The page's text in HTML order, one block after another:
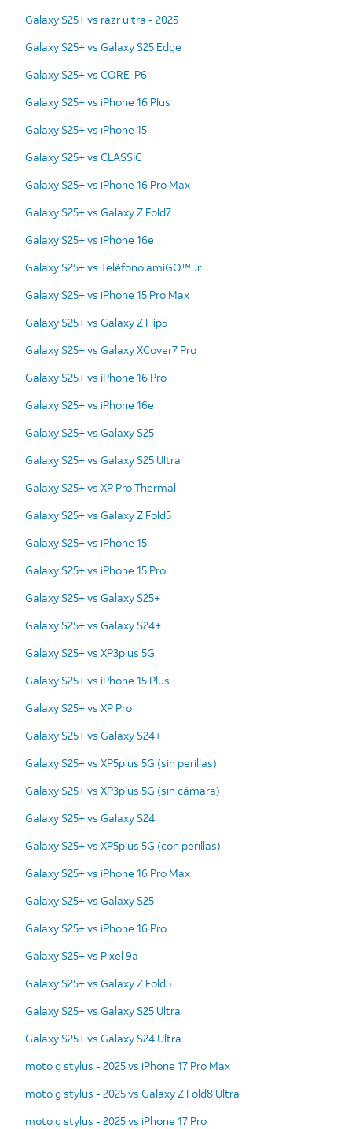
Galaxy S25+ vs razr ultra - 2025
Galaxy S25+ vs Galaxy S25 Edge
Galaxy S25+ vs CORE-P6
Galaxy S25+ vs iPhone 16 Plus
Galaxy S25+ vs iPhone 15
Galaxy S25+ vs CLASSIC
Galaxy S25+ vs iPhone 16 Pro Max
Galaxy S25+ vs Galaxy Z Fold7
Galaxy S25+ vs iPhone 16e
Galaxy S25+ vs Teléfono amiGO™ Jr.
Galaxy S25+ vs iPhone 15 Pro Max
Galaxy S25+ vs Galaxy Z Flip5
Galaxy S25+ vs Galaxy XCover7 Pro
Galaxy S25+ vs iPhone 16 Pro
Galaxy S25+ vs iPhone 16e
Galaxy S25+ vs Galaxy S25
Galaxy S25+ vs Galaxy S25 Ultra
Galaxy S25+ vs XP Pro Thermal
Galaxy S25+ vs Galaxy Z Fold5
Galaxy S25+ vs iPhone 15
Galaxy S25+ vs iPhone 15 Pro
Galaxy S25+ vs Galaxy S25+
Galaxy S25+ vs Galaxy S24+
Galaxy S25+ vs XP3plus 5G
Galaxy S25+ vs iPhone 15 Plus
Galaxy S25+ vs XP Pro
Galaxy S25+ vs Galaxy S24+
Galaxy S25+ vs XP5plus 5G (sin perillas)
Galaxy S25+ vs XP3plus 5G (sin cámara)
Galaxy S25+ vs Galaxy S24
Galaxy S25+ vs XP5plus 5G (con perillas)
Galaxy S25+ vs iPhone 16 Pro Max
Galaxy S25+ vs Galaxy S25
Galaxy S25+ vs iPhone 16 Pro
Galaxy S25+ vs Pixel 9a
Galaxy S25+ vs Galaxy Z Fold5
Galaxy S25+ vs Galaxy S25 Ultra
Galaxy S25+ vs Galaxy S24 Ultra
moto g stylus - 2025 vs iPhone 17 Pro Max
moto g stylus - 2025 vs Galaxy Z Fold8 Ultra
moto g stylus - 2025 vs iPhone 17 Pro